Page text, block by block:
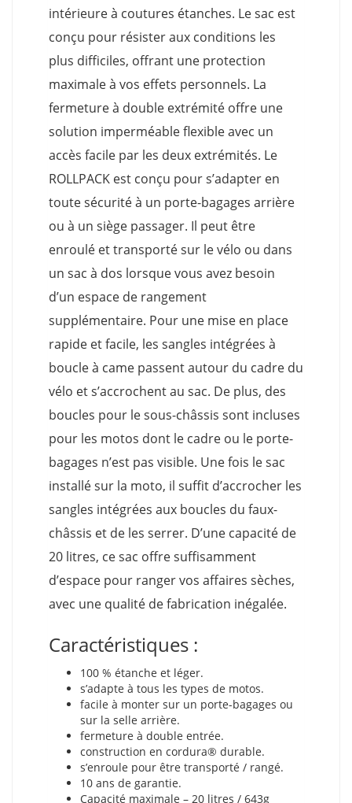
intérieure à coutures étanches. Le sac est
conçu pour résister aux conditions les
plus difficiles, offrant une protection
maximale à vos effets personnels. La
fermeture à double extrémité offre une
solution imperméable flexible avec un
accès facile par les deux extrémités. Le
ROLLPACK est conçu pour s’adapter en
toute sécurité à un porte-bagages arrière
ou à un siège passager. Il peut être
enroulé et transporté sur le vélo ou dans
un sac à dos lorsque vous avez besoin
d’un espace de rangement
supplémentaire. Pour une mise en place
rapide et facile, les sangles intégrées à
boucle à came passent autour du cadre du
vélo et s’accrochent au sac. De plus, des
boucles pour le sous-châssis sont incluses
pour les motos dont le cadre ou le porte-
bagages n’est pas visible. Une fois le sac
installé sur la moto, il suffit d’accrocher les
sangles intégrées aux boucles du faux-
châssis et de les serrer. D’une capacité de
20 litres, ce sac offre suffisamment
d’espace pour ranger vos affaires sèches,
avec une qualité de fabrication inégalée.
Caractéristiques :
100 % étanche et léger.
s’adapte à tous les types de motos.
facile à monter sur un porte-bagages ou
sur la selle arrière.
fermeture à double entrée.
construction en cordura® durable.
s’enroule pour être transporté / rangé.
10 ans de garantie.
Capacité maximale – 20 litres / 643g